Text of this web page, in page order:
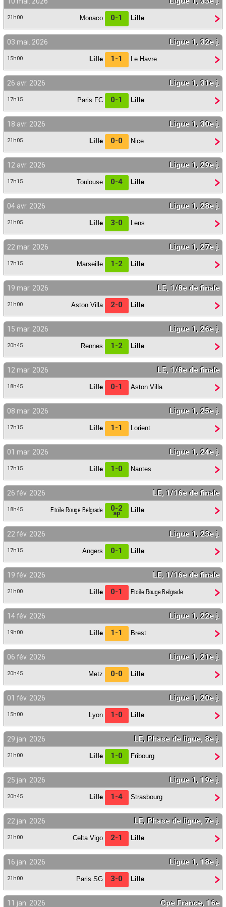
21h00 Monaco 0-1 Lille
03 mai. 2026 Ligue 1, 32e j.
15h00 Lille 1-1 Le Havre
26 avr. 2026 Ligue 1, 31e j.
17h15 Paris FC 0-1 Lille
18 avr. 2026 Ligue 1, 30e j.
21h05 Lille 0-0 Nice
12 avr. 2026 Ligue 1, 29e j.
17h15 Toulouse 0-4 Lille
04 avr. 2026 Ligue 1, 28e j.
21h05 Lille 3-0 Lens
22 mar. 2026 Ligue 1, 27e j.
17h15 Marseille 1-2 Lille
19 mar. 2026 LE, 1/8e de finale
21h00 Aston Villa 2-0 Lille
15 mar. 2026 Ligue 1, 26e j.
20h45 Rennes 1-2 Lille
12 mar. 2026 LE, 1/8e de finale
18h45 Lille 0-1 Aston Villa
08 mar. 2026 Ligue 1, 25e j.
17h15 Lille 1-1 Lorient
01 mar. 2026 Ligue 1, 24e j.
17h15 Lille 1-0 Nantes
26 fév. 2026 LE, 1/16e de finale
18h45 Etoile Rouge Belgrade 0-2
ap Lille
22 fév. 2026 Ligue 1, 23e j.
17h15 Angers 0-1 Lille
19 fév. 2026 LE, 1/16e de finale
21h00 Lille 0-1 Etoile Rouge Belgrade
14 fév. 2026 Ligue 1, 22e j.
19h00 Lille 1-1 Brest
06 fév. 2026 Ligue 1, 21e j.
20h45 Metz 0-0 Lille
01 fév. 2026 Ligue 1, 20e j.
15h00 Lyon 1-0 Lille
29 jan. 2026 LE, Phase de ligue, 8e j.
21h00 Lille 1-0 Fribourg
25 jan. 2026 Ligue 1, 19e j.
20h45 Lille 1-4 Strasbourg
22 jan. 2026 LE, Phase de ligue, 7e j.
21h00 Celta Vigo 2-1 Lille
16 jan. 2026 Ligue 1, 18e j.
21h00 Paris SG 3-0 Lille
11 jan. 2026 Cpe France, 16e
Contact / Signaler un bug
Recrutement Maxifoot
Mentions légales
site web Maxifoot.fr